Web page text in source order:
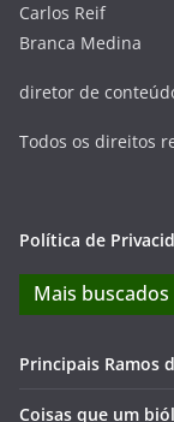
Carlos Reif
Branca Medina
diretor de
Todos os direitos
Política de
Mais buscados
Principais Ramos
Coisas que um